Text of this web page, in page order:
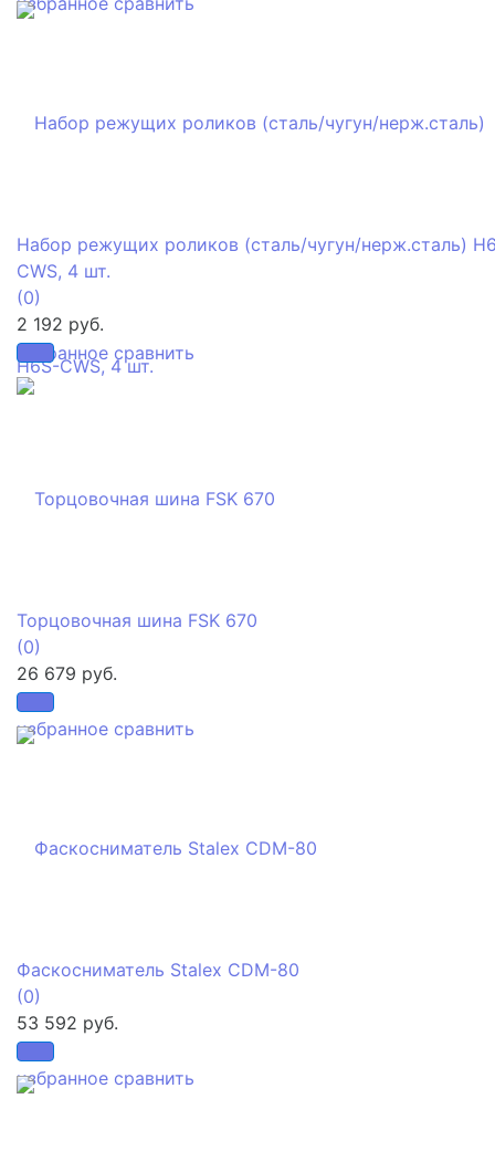
избранное сравнить
Набор режущих роликов (сталь/чугун/нерж.сталь)
CWS, 4 шт.
(0)
2 192 руб.
избранное сравнить
Торцовочная шина FSK 670
(0)
26 679 руб.
избранное сравнить
Фаскосниматель Stalex CDM-80
(0)
53 592 руб.